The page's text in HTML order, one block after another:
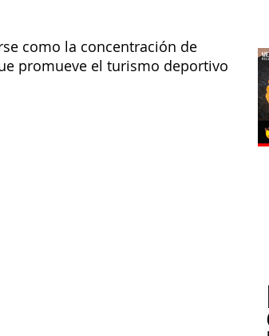
como la concentración de
promueve el turismo deportivo